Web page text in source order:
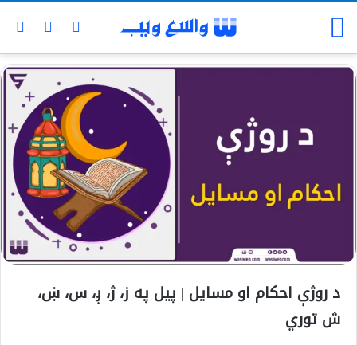
د روژې احکام او مسایل | پيل په ز، ژ، ږ، س، ښ،
ش توري